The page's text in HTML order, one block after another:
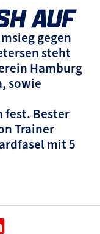
AUF
gegen
steht
Hamburg
sowie
fest. Bester
Trainer
mit 5